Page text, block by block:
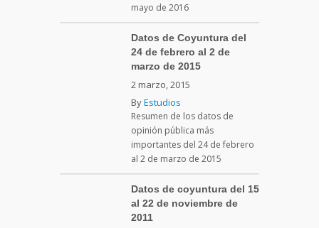
mayo de 2016
Datos de Coyuntura del
24 de febrero al 2 de
marzo de 2015
2 marzo, 2015
ByEstudios
Resumen de los datos de
opinión pública más
importantes del 24 de febrero
al 2 de marzo de 2015
Datos de coyuntura del 15
al 22 de noviembre de
2011